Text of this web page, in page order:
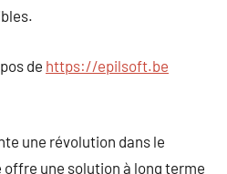
de https://epilsoft.be
une révolution dans le
offre une solution à long terme